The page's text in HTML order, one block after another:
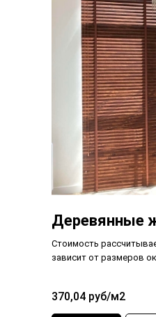
Деревянные
Стоимость
зависит от размеров
370,04 руб/м2